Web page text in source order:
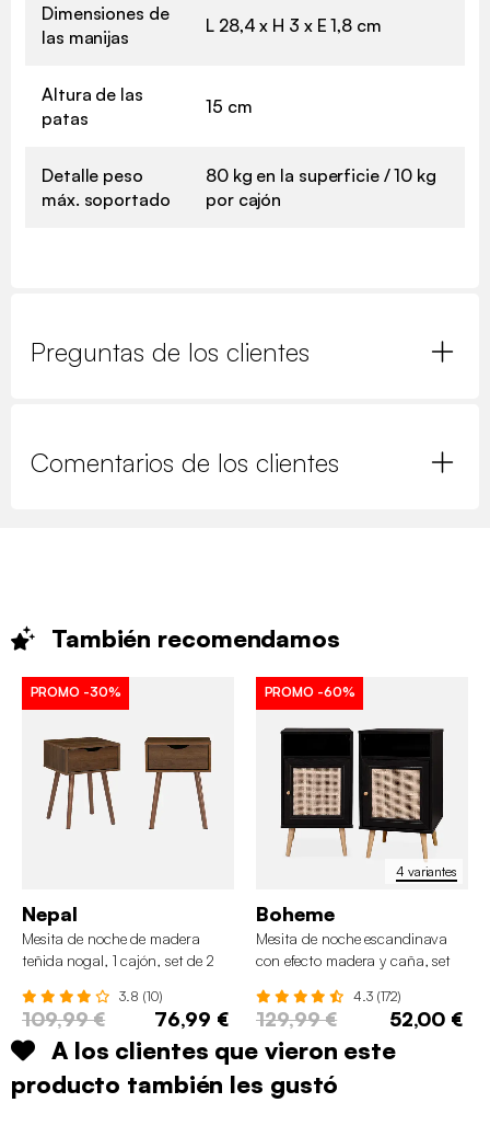
Dimensiones de
las manijas
L 28,4 x H 3 x E 1,8 cm
Altura de las
patas
15 cm
Detalle peso
máx. soportado
80 kg en la superficie / 10 kg
por cajón
Preguntas de los clientes
Comentarios de los clientes
También recomendamos
PROMO -30%
Nepal
Mesita de noche de madera
teñida nogal, 1 cajón, set de 2
3.8 (10)
109,99 € 76,99 €
4 variantes
PROMO -60%
Boheme
Mesita de noche escandinava
con efecto madera y caña, set
4.3 (172)
129,99 € 52,00 €
A los clientes que vieron este
producto también les gustó